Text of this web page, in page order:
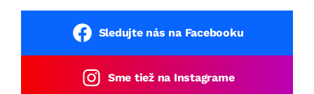
Sledujte nás na Facebooku
Sme tiež na Instagrame